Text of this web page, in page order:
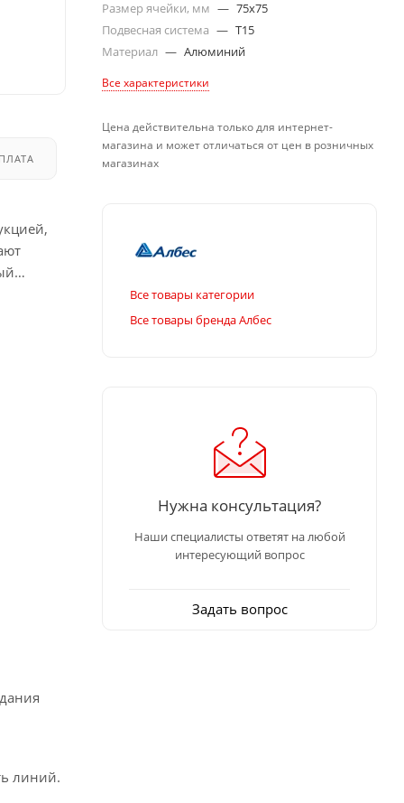
линий.
Размер ячейки, мм — 75x75
Подвесная система — T15
Материал — Алюминий
Все характеристики
Цена действительна только для интернет-
магазина и может отличаться от цен в розничных
магазинах
Все товары категории
Все товары бренда Албес
Нужна консультация?
Наши специалисты ответят на любой
интересующий вопрос
Задать вопрос